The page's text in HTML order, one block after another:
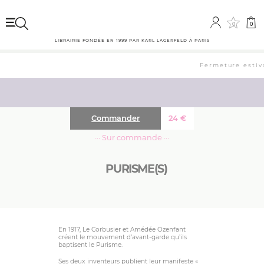
0 0
LIBRAIRIE FONDÉE EN 1999 PAR KARL LAGERFELD À PARIS
Fermeture
PURISME(S)
24 €
Commander
··· Sur commande ···
En 1917, Le Corbusier et Amédée Ozenfant
créent le mouvement d’avant-garde qu’ils
baptisent le Purisme.
Ses deux inventeurs publient leur manifeste «